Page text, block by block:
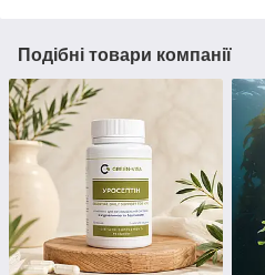
Подібні товари компанії